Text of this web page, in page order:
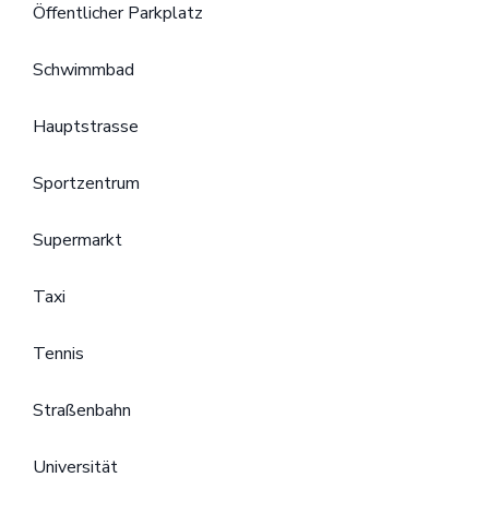
Öffentlicher Parkplatz
Schwimmbad
Hauptstrasse
Sportzentrum
Supermarkt
Taxi
Tennis
Straßenbahn
Universität